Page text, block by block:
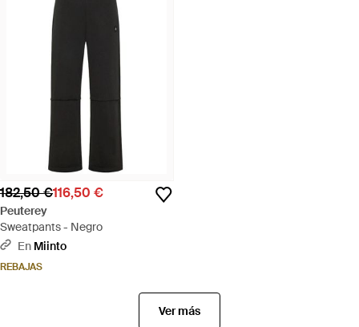
182,50 €116,50 €
Peuterey
Sweatpants - Negro
En Miinto
REBAJAS
Ver más